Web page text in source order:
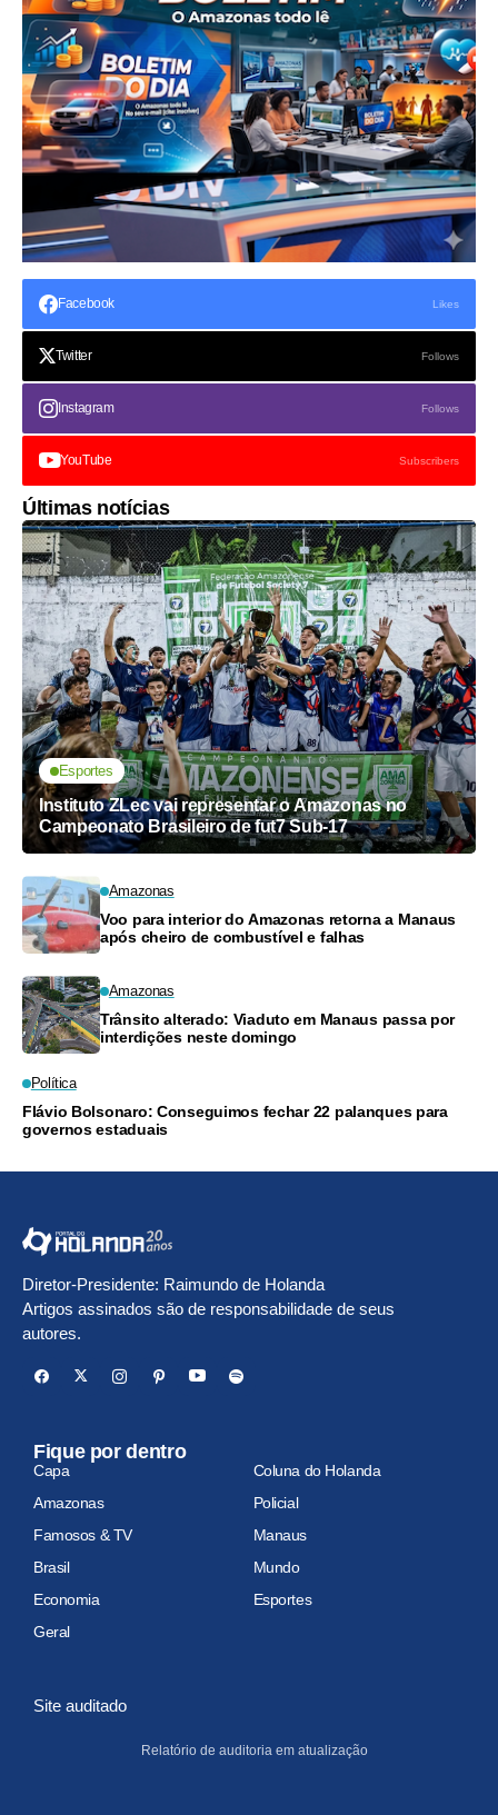
Facebook Likes
Twitter Follows
Instagram Follows
YouTube Subscribers
Últimas notícias
Esportes
Instituto ZLec vai representar o Amazonas no
Campeonato Brasileiro de fut7 Sub-17
Amazonas
Voo para interior do Amazonas retorna a Manaus
após cheiro de combustível e falhas
Amazonas
Trânsito alterado: Viaduto em Manaus passa por
interdições neste domingo
Política
Flávio Bolsonaro: Conseguimos fechar 22 palanques para
governos estaduais
Diretor-Presidente: Raimundo de Holanda
Artigos assinados são de responsabilidade de seus
autores.
Fique por dentro
Capa
Coluna do Holanda
Amazonas
Policial
Famosos & TV
Manaus
Brasil
Mundo
Economia
Esportes
Geral
Site auditado
Relatório de auditoria em atualização